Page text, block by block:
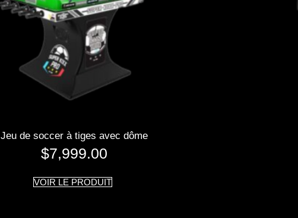
Jeu de soccer à tiges avec dôme
$7,999.00
VOIR LE PRODUIT